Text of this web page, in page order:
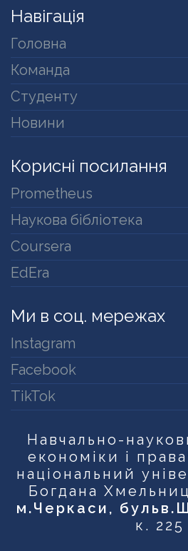
Навігація
Головна
Команда
Студенту
Новини
Корисні посилання
Prometheus
Наукова бібліотека
Coursera
EdEra
Ми в соц. мережах
Instagram
Facebook
TikTok
Навчально-
економіки і права
національний
Богдана
м.Черкаси,
к. 225